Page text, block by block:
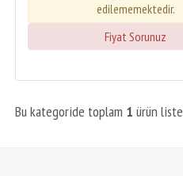
edilememektedir.
Fiyat Sorunuz
Bu kategoride toplam 1 ürün